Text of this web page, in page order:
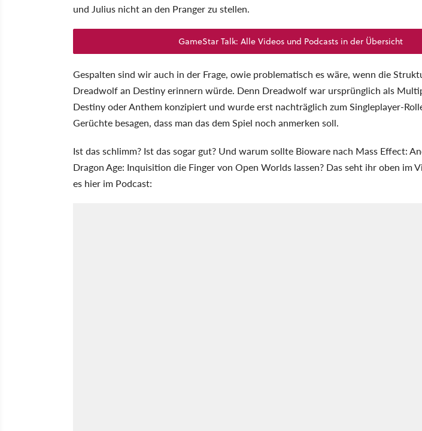
und Julius nicht an den Pranger zu stellen.
GameStar Talk: Alle Videos und Podcasts in der Übersicht
Gespalten sind wir auch in der Frage, owie problematisch es wäre, wenn die
Dreadwolf an Destiny erinnern würde. Denn Dreadwolf war ursprünglich als
Destiny oder Anthem konzipiert und wurde erst nachträglich zum Singleplayer-
Gerüchte besagen, dass man das dem Spiel noch anmerken soll.
Ist das schlimm? Ist das sogar gut? Und warum sollte Bioware nach Mass Effect:
Dragon Age: Inquisition die Finger von Open Worlds lassen? Das seht ihr oben im
es hier im Podcast: